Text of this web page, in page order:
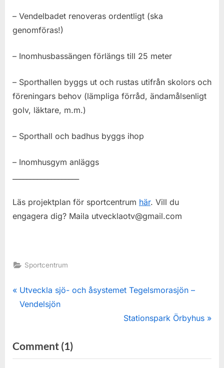
– Vendelbadet renoveras ordentligt (ska
genomföras!)
– Inomhusbassängen förlängs till 25 meter
– Sporthallen byggs ut och rustas utifrån skolors och
föreningars behov (lämpliga förråd, ändamålsenligt
golv, läktare, m.m.)
– Sporthall och badhus byggs ihop
– Inomhusgym anläggs
Läs projektplan för sportcentrum här. Vill du
engagera dig? Maila utvecklaotv@gmail.com
Sportcentrum
Inläggsnavigering
P
r
i
o
Utveckla sjö- och åsystemet Tegelsmorasjön –
Vendelsjön
N
t
Stationspark Örbyhus
Comment (1)on
“Om